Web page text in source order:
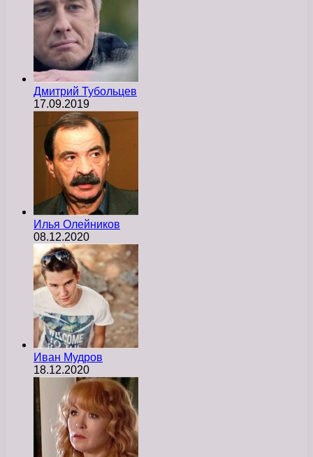
Дмитрий Тубольцев
17.09.2019
Илья Олейников
08.12.2020
Иван Мудров
18.12.2020